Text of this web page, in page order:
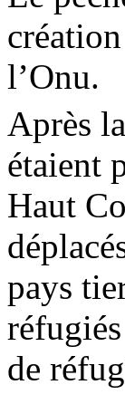
l’Onu.
Après
étaient
Haut
pays
de